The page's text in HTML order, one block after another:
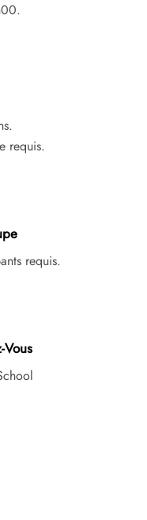
requis.
requis.
Vous